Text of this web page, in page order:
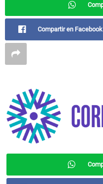
Compartir en Facebook